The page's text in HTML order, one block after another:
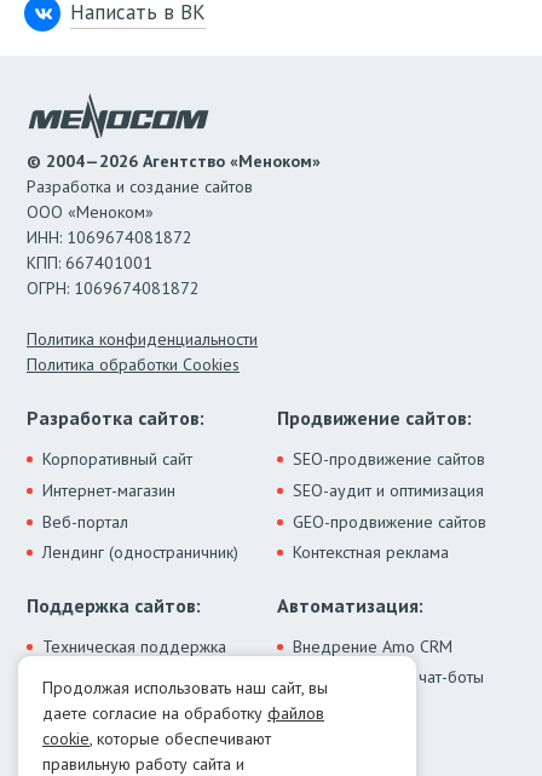
Написать в ВК
© 2004—2026 Агентство «Меноком»
Разработка и создание сайтов
ООО «Меноком»
ИНН: 1069674081872
КПП: 667401001
ОГРН: 1069674081872
Политика конфиденциальности
Политика обработки Cookies
Разработка сайтов:
Корпоративный сайт
Интернет-магазин
Веб-портал
Лендинг (одностраничник)
Продвижение сайтов:
SEO-продвижение сайтов
SEO-аудит и оптимизация
GEO-продвижение сайтов
Контекстная реклама
Поддержка сайтов:
Техническая поддержка
Модернизация сайта
Лечение от вирусов
Автоматизация:
Внедрение Amo CRM
ИИ-ассистенты и чат-боты
Интеграции
Контакты:
Продолжая использовать наш сайт, вы
даете согласие на обработку файлов
cookie, которые обеспечивают
правильную работу сайта и